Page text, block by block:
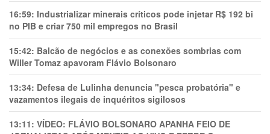
16:59: Industrializar minerais críticos pode injetar R$ 192 bi
no PIB e criar 750 mil empregos no Brasil
15:42: Balcão de negócios e as conexões sombrias com
Willer Tomaz apavoram Flávio Bolsonaro
13:34: Defesa de Lulinha denuncia "pesca probatória" e
vazamentos ilegais de inquéritos sigilosos
13:11: VÍDEO: FLÁVIO BOLSONARO APANHA FEIO DE